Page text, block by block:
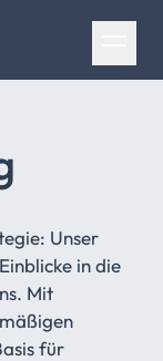
Unser
in die
Mit
für